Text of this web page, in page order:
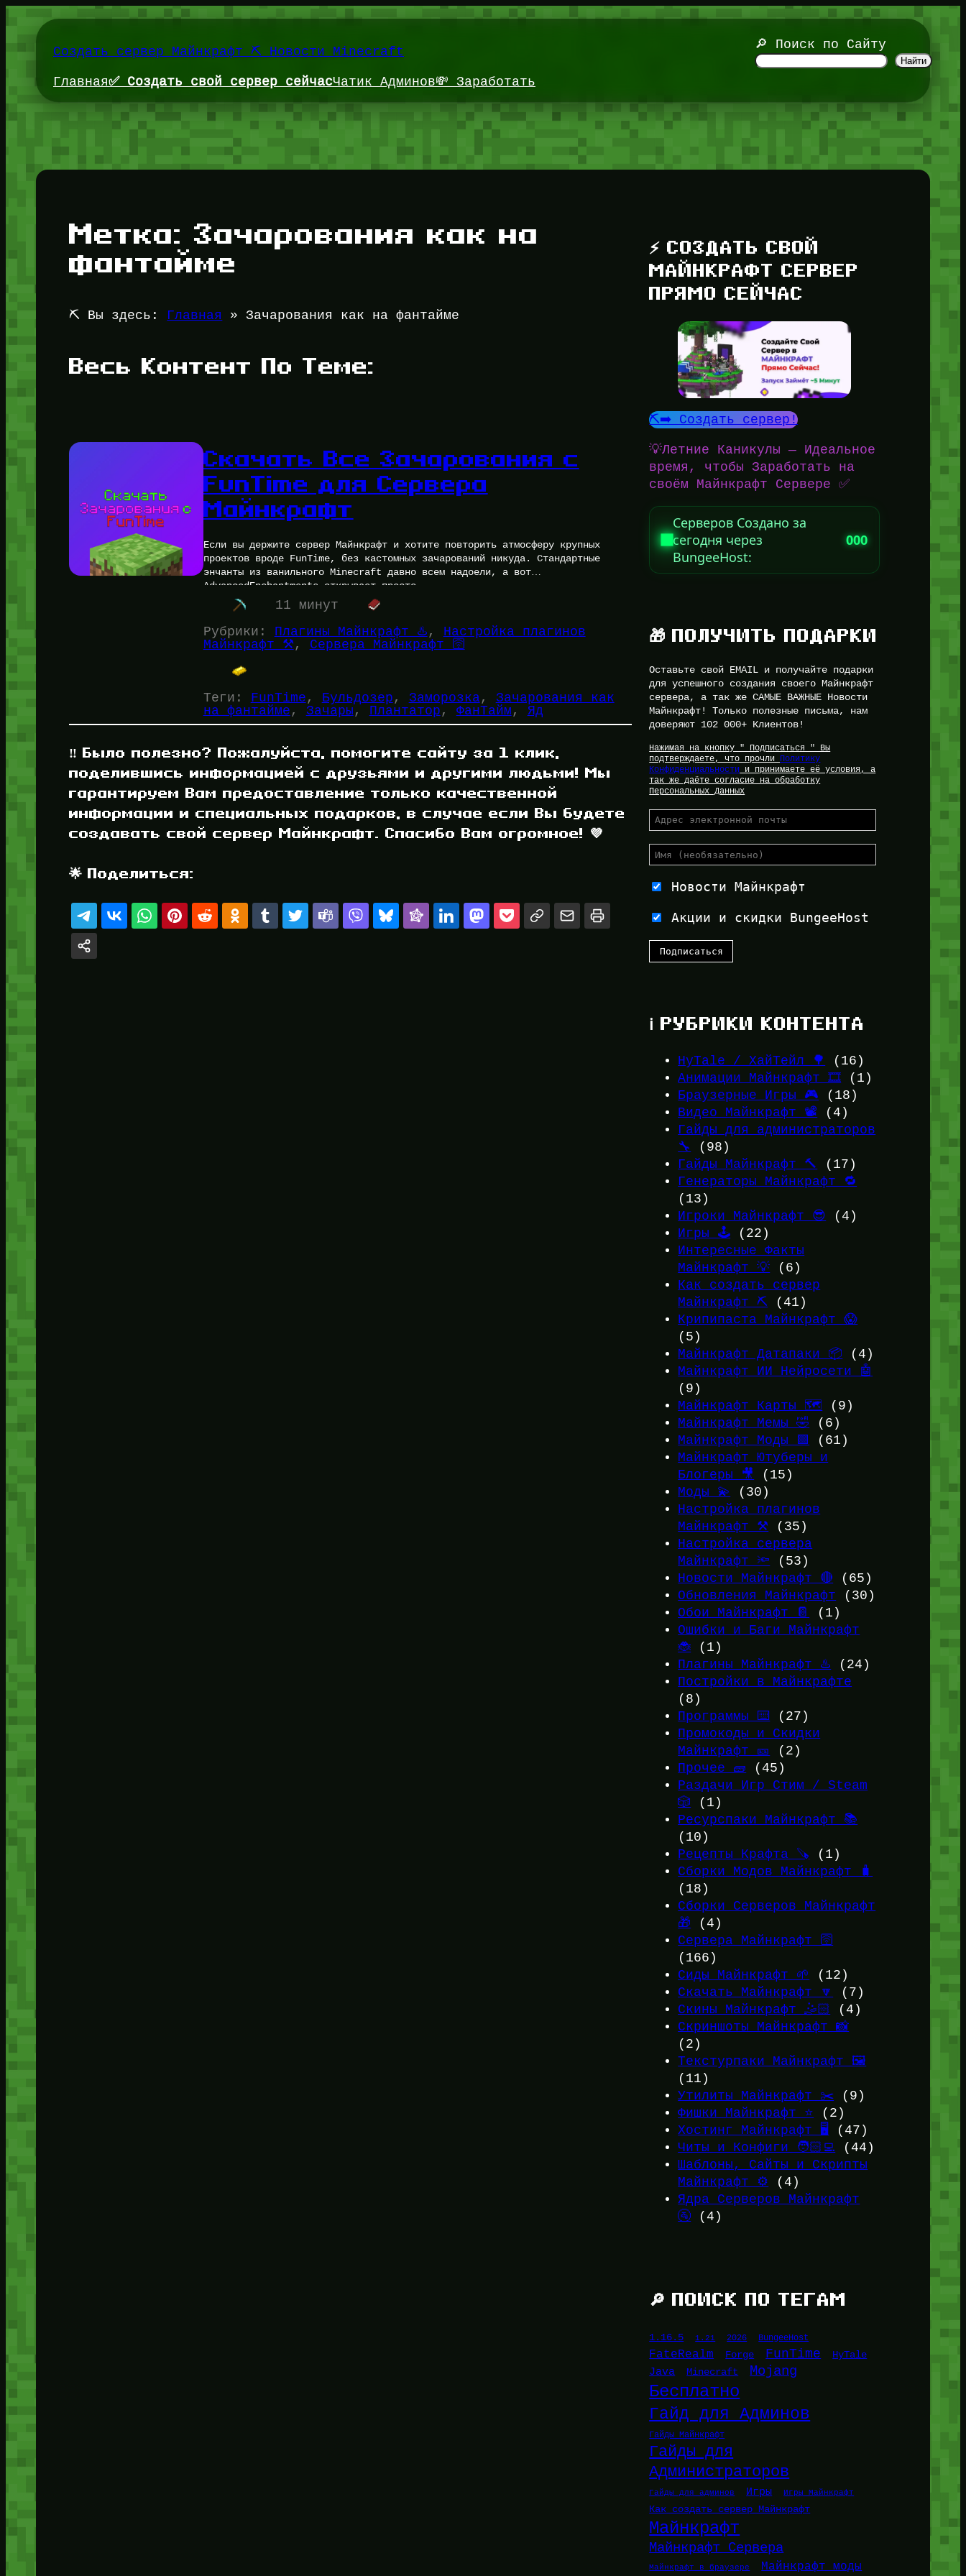
содержимомуСоздать сервер Майнкрафт ⛏️ Новости Minecraft
🔎 Поиск по Сайту
Найти
Главная✅ Создать свой сервер сейчасЧатик Админов💸 Заработать
Метка:Зачарования как на
фантайме
⛏️ Вы здесь: Главная »Зачарования как на фантайме
Весь Контент По Теме:
Скачать Все Зачарования с
FunTime для Сервера
Майнкрафт
Если вы держите сервер Майнкрафт и хотите повторить атмосферу крупных
проектов вроде FunTime, без кастомных зачарований никуда. Стандартные
энчанты из ванильного Minecraft давно всем надоели, а вот
AdvancedEnchantments открывает просто…
11 минут
Рубрики: Плагины Майнкрафт ♨️ , Настройка плагинов
Майнкрафт ⚒️, Сервера Майнкрафт 🛜
Теги: FunTime , Бульдозер , Заморозка, Зачарования как
на фантайме , Зачары , Плантатор , ФанТайм , Яд
‼️ Было полезно? Пожалуйста, помогите сайту за 1 клик,
поделившись информацией с друзьями и другими людьми! Мы
гарантируем Вам предоставление только качественной
информации и специальных подарков, в случае если Вы будете
создавать свой сервер Майнкрафт. Спасибо Вам огромное! 💜
🌟 Поделиться:
⚡ СОЗДАТЬ СВОЙ
МАЙНКРАФТ СЕРВЕР
ПРЯМО СЕЙЧАС
⛏️➡️ Создать сервер!
💡Летние Каникулы — Идеальное
время, чтобы Заработать на
своём Майнкрафт Сервере ✅
Серверов Создано за
сегодня через
BungeeHost:
000
🎁 ПОЛУЧИТЬ ПОДАРКИ
Оставьте свой EMAIL и получайте подарки
для успешного создания своего Майнкрафт
сервера, а так же САМЫЕ ВАЖНЫЕ Новости
Майнкрафт! Только полезные письма, нам
доверяют 102 000+ Клиентов!
Нажимая на кнопку " Подписаться " Вы
подтверждаете, что прочли Политику
Конфиденциальности и принимаете её условия, а
так же даёте согласие на обработку
Персональных Данных
Новости Майнкрафт
Акции и скидки BungeeHost
ℹ️ РУБРИКИ КОНТЕНТА
HyTale / ХайТейл 🌳
(16)
Анимации Майнкрафт 🎞️ (1)
Браузерные Игры 🎮 (18)
Видео Майнкрафт 📽️ (4)
Гайды для администраторов
🔧
(98)
Гайды Майнкрафт 🔨
(17)
Генераторы Майнкрафт 🔁
(13)
Игроки Майнкрафт 😎 (4)
Игры 🕹️ (22)
Интересные Факты
Майнкрафт 💡 (6)
Как создать сервер
Майнкрафт ⛏️ (41)
Крипипаста Майнкрафт 😱
(5)
Майнкрафт Датапаки 📦 (4)
Майнкрафт ИИ Нейросети 🤖
(9)
Майнкрафт Карты 🗺️ (9)
Майнкрафт Мемы 🤣 (6)
Майнкрафт Моды 🟩
(61)
Майнкрафт Ютуберы и
Блогеры 🎥
(15)
Моды 💫
(30)
Настройка плагинов
Майнкрафт ⚒️ (35)
Настройка сервера
Майнкрафт 🔦 (53)
Новости Майнкрафт 🔴 (65)
Обновления Майнкрафт (30)
Обои Майнкрафт 📔
(1)
Ошибки и Баги Майнкрафт
🐞 (1)
Плагины Майнкрафт ♨️ (24)
Постройки в Майнкрафте
(8)
Программы ⌨️
(27)
Промокоды и Скидки
Майнкрафт 🎫
(2)
Прочее 🧱 (45)
Раздачи Игр Стим / Steam
🎲 (1)
Ресурспаки Майнкрафт 📚
(10)
Рецепты Крафта 🪚 (1)
Сборки Модов Майнкрафт 🧳
(18)
Сборки Серверов Майнкрафт
🎁 (4)
Сервера Майнкрафт 🛜
(166)
Сиды Майнкрафт 🌱
(12)
Скачать Майнкрафт 🔽
(7)
Скины Майнкрафт 🤹🏻
(4)
Скриншоты Майнкрафт 📸
(2)
Текстурпаки Майнкрафт 🖼️
(11)
Утилиты Майнкрафт ✂️ (9)
Фишки Майнкрафт ⭐ (2)
Хостинг Майнкрафт 🖥️
(47)
Читы и Конфиги 🧑🏻‍💻 (44)
Шаблоны, Сайты и Скрипты
Майнкрафт ⚙️ (4)
Ядра Серверов Майнкрафт
🚰 (4)
🔎 ПОИСК ПО ТЕГАМ
1.16.5 1.21 2026 BungeeHost
FateRealm Forge FunTime HyTale
Java Minecraft Mojang
Бесплатно
Гайд для Админов
Гайды Майнкрафт
Гайды для
Администраторов
Гайды для админов Игры Игры Майнкрафт
Как создать сервер Майнкрафт
Майнкрафт
Майнкрафт Сервера
Майнкрафт в браузере Майнкрафт моды